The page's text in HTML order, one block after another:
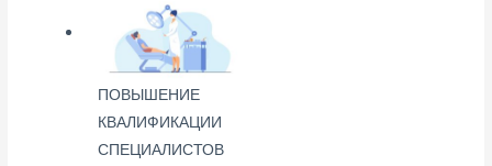
ПОВЫШЕНИЕ
КВАЛИФИКАЦИИ
СПЕЦИАЛИСТОВ